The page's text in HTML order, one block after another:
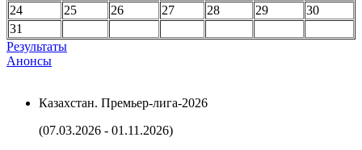
24
25 26 27 28 29
30
31
Результаты
Анонсы
Казахстан. Премьер-лига-2026
(07.03.2026 - 01.11.2026)